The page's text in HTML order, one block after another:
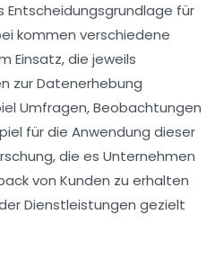
Entscheidungsgrundlage für
kommen verschiedene
Einsatz, die jeweils
zurDatenerhebung
Umfragen, Beobachtungen
für die Anwendung dieser
, die es Unternehmen
von Kunden zu erhalten
Dienstleistungen gezielt